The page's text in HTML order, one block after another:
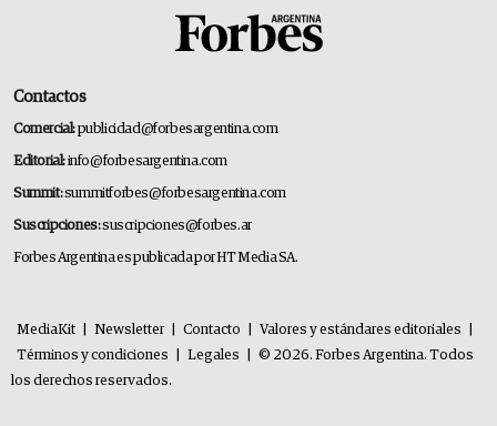
Contactos
Comercial:publicidad@forbesargentina.com
Editorial:info@forbesargentina.com
Summit:summitforbes@forbesargentina.com
Suscripciones:suscripciones@forbes.ar
Forbes Argentina es publicada por HT Media SA.
MediaKit Newsletter Contacto Valores y estándares editoriales
Términos y condiciones
Legales
© 2026. Forbes Argentina. Todos
los derechos reservados.